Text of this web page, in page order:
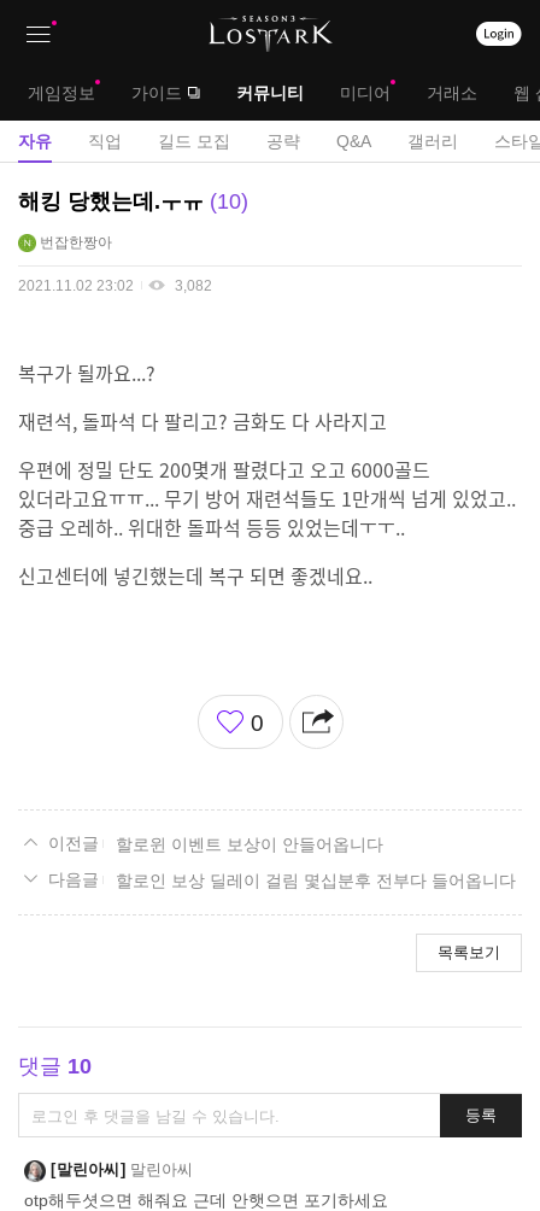
대
메
게임정보 가이드 커뮤니티 미디어 거래소 웹
서
자유 직업 길드 모집 공략 Q&A 갤러리 스타
자
게
해킹 당했는데.ㅜㅠ 10
번잡한짱아
2021.11.02 23:02 3,082
복구가 될까요...?
재련석, 돌파석 다 팔리고? 금화도 다 사라지고
우편에 정밀 단도 200몇개 팔렸다고 오고 6000골드
있더라고요ㅠㅠ... 무기 방어 재련석들도 1만개씩 넘게 있었고..
중급 오레하.. 위대한 돌파석 등등 있었는데ㅜㅜ..
신고센터에 넣긴했는데 복구 되면 좋겠네요..
좋
아
0
할로윈 이벤트 보상이 안들어옵니다
할로인 보상 딜레이 걸림 몇십분후 전부다 들어옵니다
목록보기
댓글 10
댓
글
쓰
기
등록
말린아씨 말린아씨
otp해두셧으면 해줘요 근데 안햇으면 포기하세요